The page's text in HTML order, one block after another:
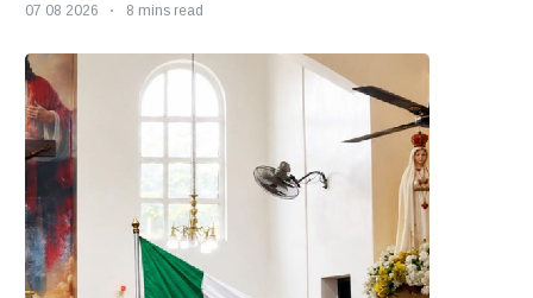
07 08 2026 8 mins read